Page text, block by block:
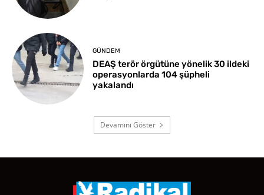
GÜNDEM
DEAŞ terör örgütüne yönelik 30 ildeki
operasyonlarda 104 şüpheli
yakalandı
Devamını Göster